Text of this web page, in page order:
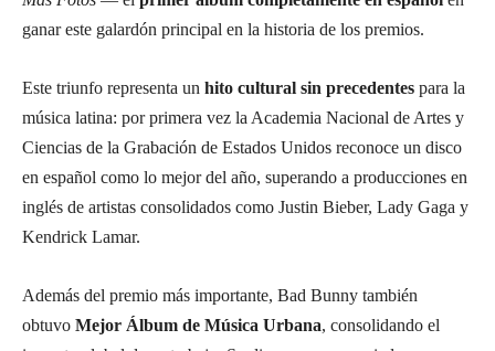
ganar este galardón principal en la historia de los premios.
Este triunfo representa un hito cultural sin precedentes para la
música latina: por primera vez la Academia Nacional de Artes y
Ciencias de la Grabación de Estados Unidos reconoce un disco
en español como lo mejor del año, superando a producciones en
inglés de artistas consolidados como Justin Bieber, Lady Gaga y
Kendrick Lamar.
Además del premio más importante, Bad Bunny también
obtuvo Mejor Álbum de Música Urbana, consolidando el